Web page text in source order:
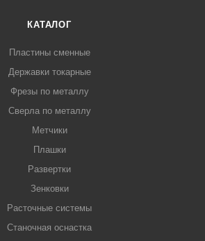
КАТАЛОГ
Пластины сменные
Державки токарные
Фрезы по металлу
Сверла по металлу
Метчики
Плашки
Развертки
Зенковки
Расточные системы
Станочная оснастка